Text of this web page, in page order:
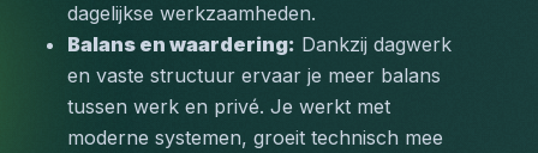
dagelijkse werkzaamheden.
Balans en waardering: Dankzij dagwerk
en vaste structuur ervaar je meer balans
tussen werk en privé. Je werkt met
moderne systemen, groeit technisch mee